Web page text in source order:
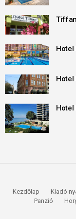
Hotel
Hotel
Hotel
Kezdőlap Kiadó
Panzió